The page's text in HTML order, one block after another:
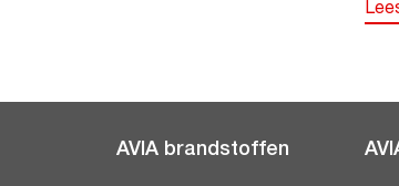
AVIA brandstoffen